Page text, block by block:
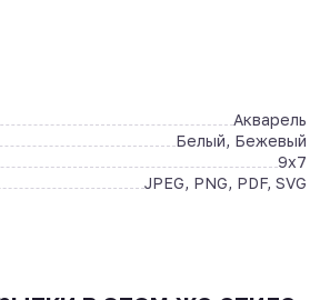
Акварель
Белый, Бежевый
9x7
JPEG, PNG, PDF, SVG